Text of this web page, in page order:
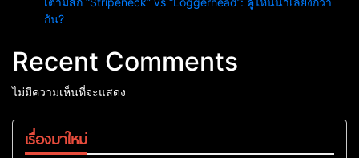
กัน?
Recent Comments
ไม่มีความเห็นที่จะแสดง
เรื่องมาใหม่